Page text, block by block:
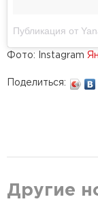
Публикация от
Фото: Instagram
Поделиться:
Другие